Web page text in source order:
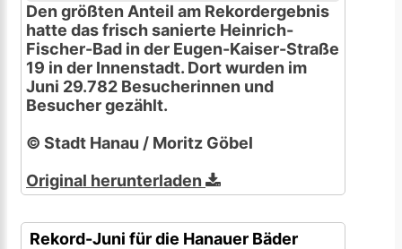
Den größten Anteil am Rekordergebnis
hatte das frisch sanierte Heinrich-
Fischer-Bad in der Eugen-Kaiser-Straße
19 in der Innenstadt. Dort wurden im
Juni 29.782 Besucherinnen und
Besucher gezählt.
© Stadt Hanau / Moritz Göbel
Original herunterladen
Rekord-Juni für die Hanauer Bäder